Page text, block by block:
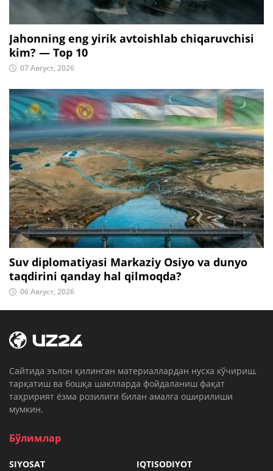
Jahonning eng yirik avtoishlab chiqaruvchisi
kim? — Top 10
07 Август, 2026
Suv diplomatiyasi Markaziy Osiyo va dunyo
taqdirini qanday hal qilmoqda?
06 Август, 2026
Cайтида эълон қилинган материаллардан нусха кўчириш,
тарқатиш ва бошқа шаклларда фойдаланиш фақат
таҳририят ёзма розилиги билан амалга оширилиши
мумкин.
Бўлимлар
SIYOSAT IQTISODIYOT